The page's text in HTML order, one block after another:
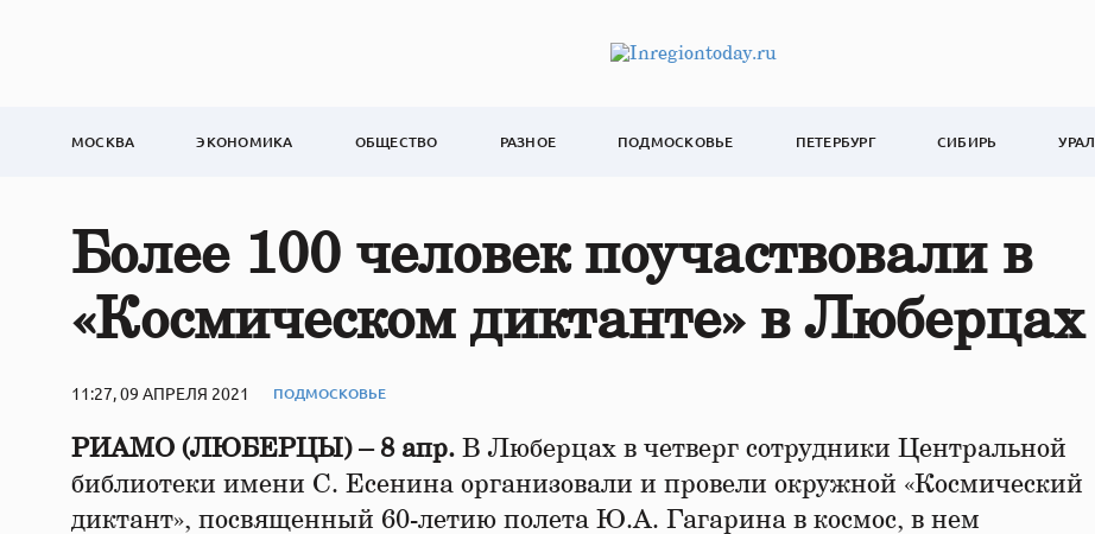
МОСКВА ЭКОНОМИКА ОБЩЕСТВО РАЗНОЕ ПОДМОСКОВЬЕ ПЕТЕРБУРГ СИБИРЬ УРАЛ
Более 100 человек поучаствовали в
«Космическом диктанте» в Люберцах
11:27, 09 АПРЕЛЯ 2021 ПОДМОСКОВЬЕ
РИАМО (ЛЮБЕРЦЫ) – 8 апр. В Люберцах в четверг сотрудники Центральной
библиотеки имени С. Есенина организовали и провели окружной «Космический
диктант», посвященный 60-летию полета Ю.А. Гагарина в космос, в нем